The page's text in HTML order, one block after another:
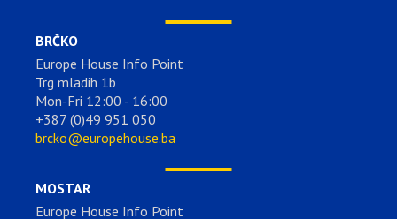
BRČKO
Europe House Info Point
Trg mladih 1b
Mon-Fri 12:00 - 16:00
+387 (0)49 951 050
brcko@europehouse.ba
MOSTAR
Europe House Info Point